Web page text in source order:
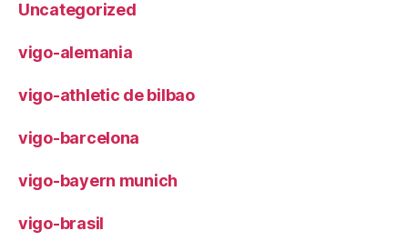
Uncategorized
vigo-alemania
vigo-athletic de bilbao
vigo-barcelona
vigo-bayern munich
vigo-brasil